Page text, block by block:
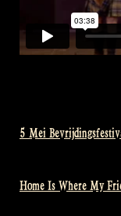
5 Mei
Bericht
Home Is Where My